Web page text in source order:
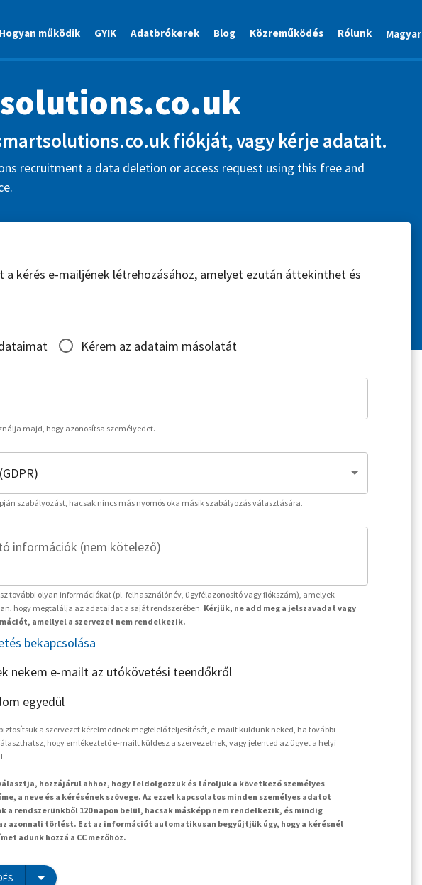
Hogyan működik GYIK Adatbrókerek Blog Közreműködés Rólunk Magyar
fiókját, vagy kérje adatait.
recruitment a data deletion or access request using this free and
a kérés e-mailjének létrehozásához, amelyet ezután áttekinthet és
Kérem az adataim másolatát
majd, hogy azonosítsa személyedet.
szabályozást, hacsak nincs más nyomós oka másik szabályozás választására.
információk (nem kötelező)
további olyan információkat (pl. felhasználónév, ügyfélazonosító vagy fiókszám), amelyek
hogy megtalálja az adataidat a saját rendszerében. Kérjük, ne add meg a jelszavadat vagy
amellyel a szervezet nem rendelkezik.
bekapcsolása
nekem e-mailt az utókövetési teendőkről
egyedül
a szervezet kérelmednek megfelelő teljesítését, e-mailt küldünk neked, ha további
hogy emlékeztető e-mailt küldesz a szervezetnek, vagy jelented az ügyet a helyi
hozzájárul ahhoz, hogy feldolgozzuk és tároljuk a következő személyes
a neve és a kérésének szövege. Az ezzel kapcsolatos minden személyes adatot
rendszerünkből 120 napon belül, hacsak másképp nem rendelkezik, és mindig
azonnali törlést. Ezt az információt automatikusan begyűjtjük úgy, hogy a kérésnél
adunk hozzá a CC mezőhöz.